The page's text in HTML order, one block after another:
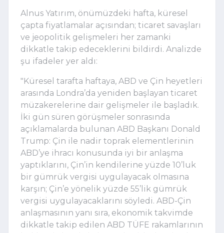
Alnus Yatırım, önümüzdeki hafta, küresel
çapta fiyatlamalar açısından; ticaret savaşları
ve jeopolitik gelişmeleri her zamanki
dikkatle takip edeceklerini bildirdi. Analizde
şu ifadeler yer aldı:
"Küresel tarafta haftaya, ABD ve Çin heyetleri
arasında Londra’da yeniden başlayan ticaret
müzakerelerine dair gelişmeler ile başladık.
İki gün süren görüşmeler sonrasında
açıklamalarda bulunan ABD Başkanı Donald
Trump: Çin ile nadir toprak elementlerinin
ABD’ye ihracı konusunda iyi bir anlaşma
yaptıklarını, Çin’in kendilerine yüzde 10’luk
bir gümrük vergisi uygulayacak olmasına
karşın; Çin’e yönelik yüzde 55’lik gümrük
vergisi uygulayacaklarını söyledi. ABD-Çin
anlaşmasının yanı sıra, ekonomik takvimde
dikkatle takip edilen ABD TÜFE rakamlarının